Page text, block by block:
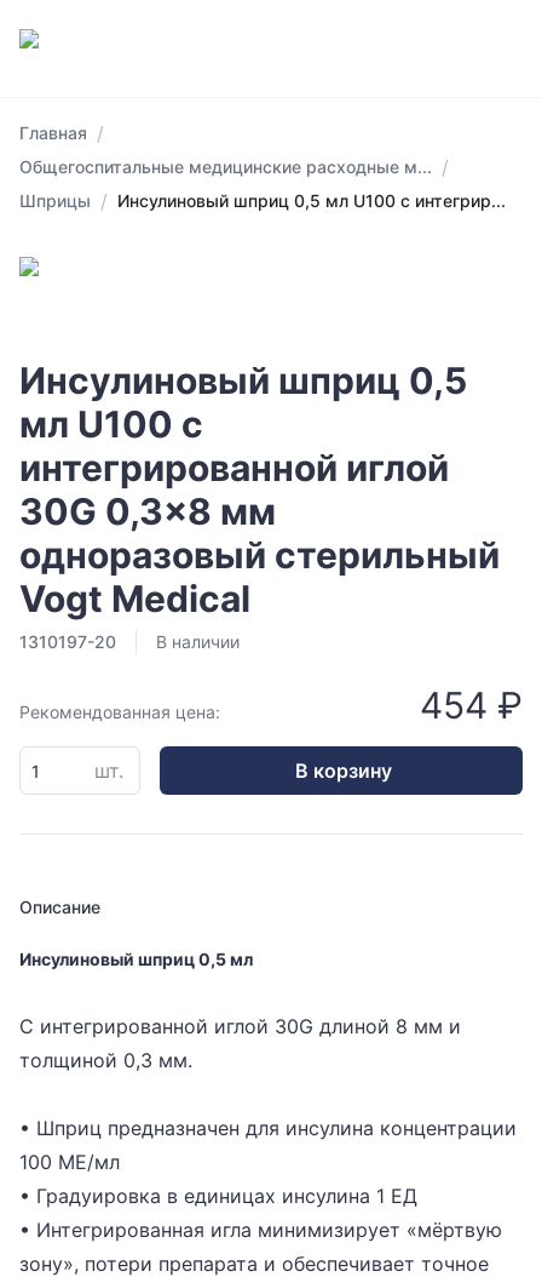
Главная /
Общегоспитальные медицинские расходные м... /
Шприцы / Инсулиновый шприц 0,5 мл U100 с интегрир...
Инсулиновый шприц 0,5
мл U100 с
интегрированной иглой
30G 0,3x8 мм
одноразовый стерильный
Vogt Medical
1310197-20 В наличии
Рекомендованная цена: 454 ₽
шт. В корзину
Описание
Инсулиновый шприц 0,5 мл
С интегрированной иглой 30G длиной 8 мм и
толщиной 0,3 мм.
• Шприц предназначен для инсулина концентрации
100 МЕ/мл
• Градуировка в единицах инсулина 1 ЕД
• Интегрированная игла минимизирует «мёртвую
зону», потери препарата и обеспечивает точное